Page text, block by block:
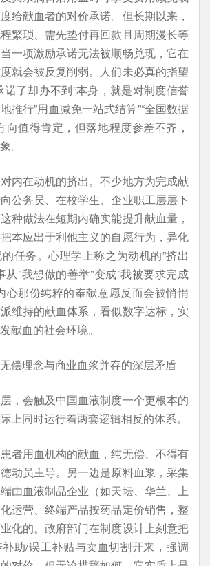
给献血者的对价承诺。但长期以来，
繁琐、需先垫付再回款且周期漫长等
一项激励承诺无法被顺畅兑现，它在
就会被反复削弱。人们未必真的指望
诺了却办不到”本身，就是对制度信誉
推行”用血减免一站式结算”“全国数据
向值得肯定，但落地程度参差不齐，
。
内在动机的挤出。不少地方为完成献
公务员、在校学生、企业职工层层下
种做法在短期内确实能提升献血量，
本应出于利他主义的自愿行为，异化
任务。心理学上称之为动机的”挤出
从”我想做的善举”变成”我被要求完成
心那份纯粹的奉献意愿反而会被悄悄
维持的献血体系，看似数字达标，实
献血的社会环境。
偿理念与商业血浆并存的深层矛盾
，会触及中国血液制度一个更根本的
上同时运行着两套逻辑相反的体系。
者用血机构的献血，纯无偿、不得有
动员主导。另一边是原料血浆，采集
由血液制品企业（如天坛、华兰、上
运营、终端产品按药品定价销售，整
化的。政府部门在制度设计上刻意把
助/误工补贴与卖血切割开来，强调